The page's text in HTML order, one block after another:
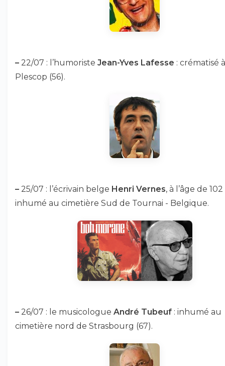
– 22/07 : l’humoriste Jean-Yves Lafesse : crématisé à
Plescop (56).
– 25/07 : l’écrivain belge Henri Vernes, à l’âge de 102
inhumé au cimetière Sud de Tournai - Belgique.
– 26/07 : le musicologue André Tubeuf : inhumé au
cimetière nord de Strasbourg (67).